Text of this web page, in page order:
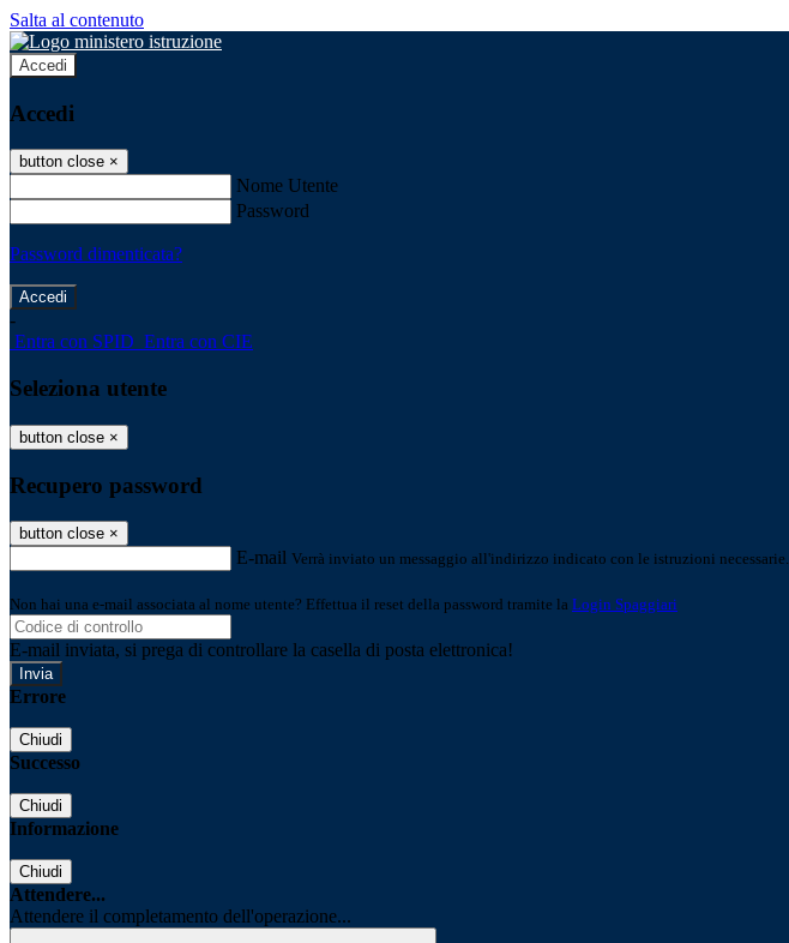
Salta al contenuto
Accedi
Accedi
button close ×
Nome Utente
Password
Password dimenticata?
-
Entra con SPID Entra con CIE
Seleziona utente
button close ×
Recupero password
button close ×
E-mail Verrà inviato un messaggio all'indirizzo indicato con le istruzioni necessarie.
Non hai una e-mail associata al nome utente? Effettua il reset della password tramite la Login Spaggiari
E-mail inviata, si prega di controllare la casella di posta elettronica!
Errore
Chiudi
Successo
Chiudi
Informazione
Chiudi
Attendere...
Attendere il completamento dell'operazione...